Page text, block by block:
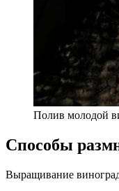
Полив молодой
Способы
Выращивание